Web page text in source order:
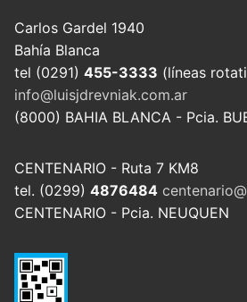
Carlos Gardel 1940
Bahía Blanca
tel (0291) 455-3333 (líneas
info@luisjdrevniak.com.ar
(8000) BAHIA BLANCA - Pcia.
CENTENARIO - Ruta 7 KM8
tel. (0299) 4876484
CENTENARIO - Pcia. NEUQUEN